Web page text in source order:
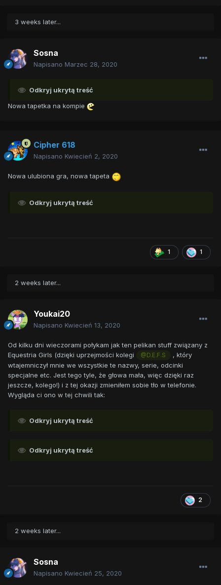
3 weeks later...
Sosna
Napisano Marzec 28, 2020
Odkryj ukrytą treść
Nowa tapetka na kompie
Cipher 618
Napisano Kwiecień 2, 2020
Nowa ulubiona gra, nowa tapeta
Odkryj ukrytą treść
1 1
2 weeks later...
Youkai20
Napisano Kwiecień 13, 2020
Od kilku dni wieczorami połykam jak ten pelikan stuff związany z
Equestria Girls (dzięki uprzejmości kolegi
@D.E.F.S
, który
wtajemniczył mnie we wszystkie te nazwy, serie, odcinki
specjalne etc. Jest tego tyle, że głowa mała, więc dzięki raz
jeszcze, kolego!) i z tej okazji zmieniłem sobie tło w telefonie.
Wygląda ci ono w tej chwili tak:
Odkryj ukrytą treść
Odkryj ukrytą treść
2
2 weeks later...
Sosna
Napisano Kwiecień 25, 2020